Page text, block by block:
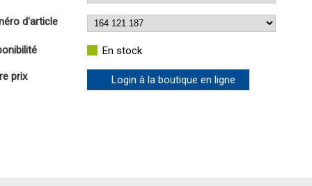
d'article
En stock
prix Login à la boutique en ligne